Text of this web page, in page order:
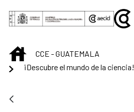
Saltar al contenido principal
INICIOCCE - GUATEMALA
¡Descubre el mundo de la ciencia!